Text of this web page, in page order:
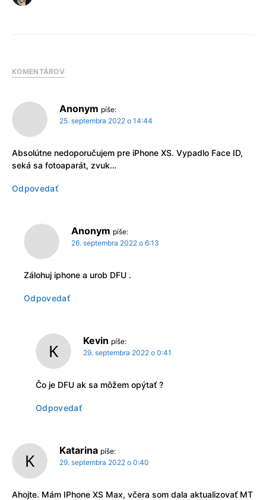
KOMENTÁROV
Anonym píše:
25. septembra 2022 o 14:44
Absolútne nedoporučujem pre iPhone XS. Vypadlo Face ID,
seká sa fotoaparát, zvuk…
Odpovedať
Anonym píše:
26. septembra 2022 o 6:13
Zálohuj iphone a urob DFU .
Odpovedať
Kevin píše:
29. septembra 2022 o 0:41
Čo je DFU ak sa môžem opýtať ?
Odpovedať
Katarina píše:
29. septembra 2022 o 0:40
Ahojte. Mám IPhone XS Max, včera som dala aktualizovať MT